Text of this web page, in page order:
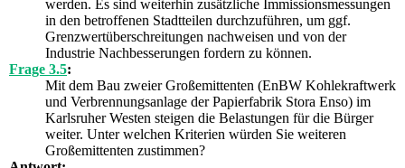
werden. Es sind weiterhin zusätzliche Immissionsmessungen
in den betroffenen Stadtteilen durchzuführen, um ggf.
Grenzwertüberschreitungen nachweisen und von der
Industrie Nachbesserungen fordern zu können.
Frage 3.5:
Mit dem Bau zweier Großemittenten (EnBW Kohlekraftwerk
und Verbrennungsanlage der Papierfabrik Stora Enso) im
Karlsruher Westen steigen die Belastungen für die Bürger
weiter. Unter welchen Kriterien würden Sie weiteren
Großemittenten zustimmen?